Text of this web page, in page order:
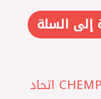
إلى السلة